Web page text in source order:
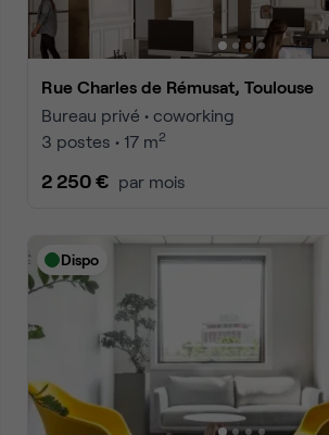
Rue Charles de Rémusat, Toulouse
Bureau privé • coworking
3 postes • 17 m2
2 250 € par mois
Dispo